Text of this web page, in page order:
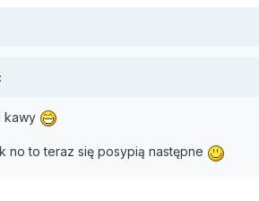
kawy
no to teraz się posypią następne